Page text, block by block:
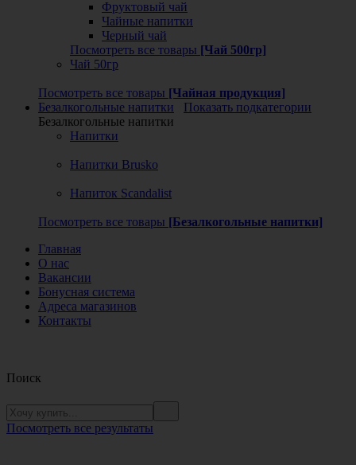
Фруктовый чай
Чайные напитки
Черный чай
Посмотреть все товары [Чай 500гр]
Чай 50гр
Посмотреть все товары [Чайная продукция]
Безалкогольные напитки
Показать подкатегории
Безалкогольные напитки
Напитки
Напитки Brusko
Напиток Scandalist
Посмотреть все товары [Безалкогольные напитки]
Главная
О нас
Вакансии
Бонусная система
Адреса магазинов
Контакты
Поиск
Посмотреть все результаты